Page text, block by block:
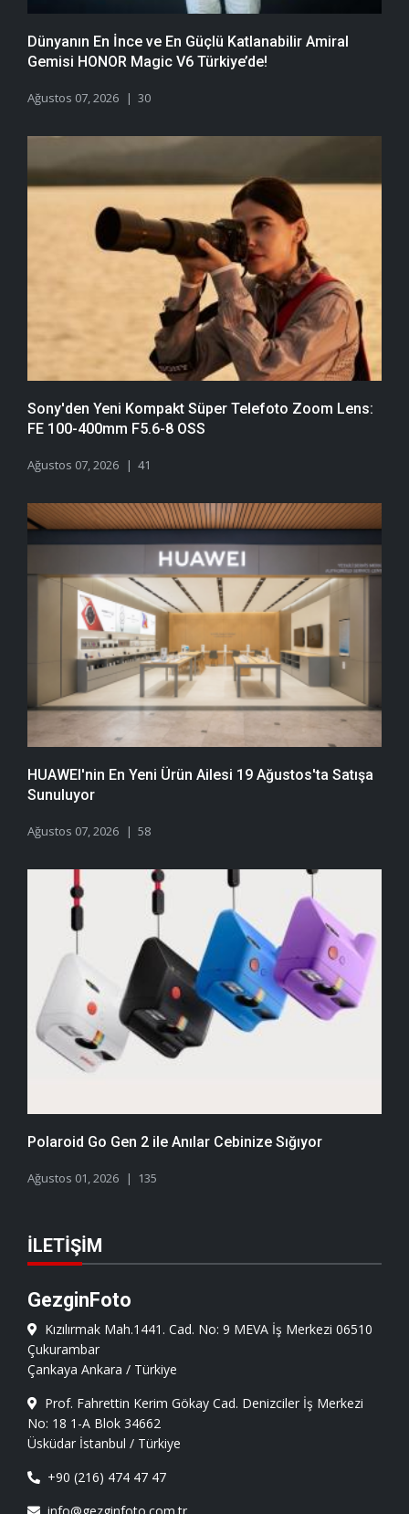
Dünyanın En İnce ve En Güçlü Katlanabilir Amiral
Gemisi HONOR Magic V6 Türkiye’de!
Ağustos 07, 2026 30
Sony'den Yeni Kompakt Süper Telefoto Zoom Lens:
FE 100-400mm F5.6-8 OSS
Ağustos 07, 2026 41
HUAWEI'nin En Yeni Ürün Ailesi 19 Ağustos'ta Satışa
Sunuluyor
Ağustos 07, 2026 58
Polaroid Go Gen 2 ile Anılar Cebinize Sığıyor
Ağustos 01, 2026 135
İLETIŞIM
GezginFoto
Kızılırmak Mah.1441. Cad. No: 9 MEVA İş Merkezi 06510
Çukurambar
Çankaya Ankara / Türkiye
Prof. Fahrettin Kerim Gökay Cad. Denizciler İş Merkezi
No: 18 1-A Blok 34662
Üsküdar İstanbul / Türkiye
+90 (216) 474 47 47